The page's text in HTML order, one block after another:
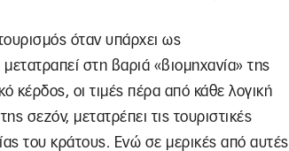
όταν υπάρχει ως
στη βαριά «βιομηχανία» της
κέρδος, οι τιμές πέρα από κάθε λογική
σεζόν, μετατρέπει τις τουριστικές
του κράτους. Ενώ σε μερικές από αυτές